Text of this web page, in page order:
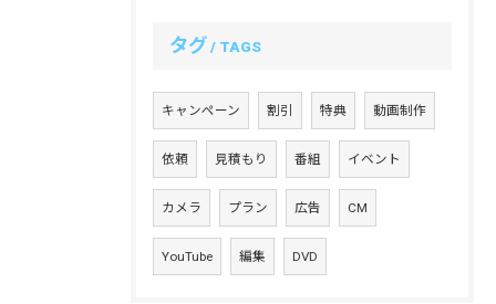
タグ TAGS
キャンペーン 割引 特典 動画制作
依頼 見積もり 番組 イベント
カメラ プラン 広告 CM
YouTube 編集 DVD